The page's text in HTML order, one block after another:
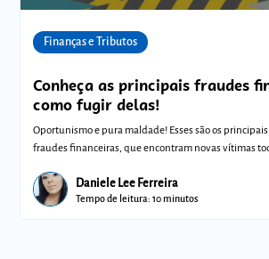
Finanças e Tributos
Conheça as principais fraudes
como fugir delas!
Oportunismo e pura maldade! Esses são os
fraudes financeiras, que encontram novas vítimas
Daniele Lee Ferreira
Tempo de leitura: 10 minutos